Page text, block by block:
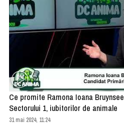
Ce promite Ramona Ioana
Sectorului 1, iubitorilor de animale
31 mai 2024, 11:24